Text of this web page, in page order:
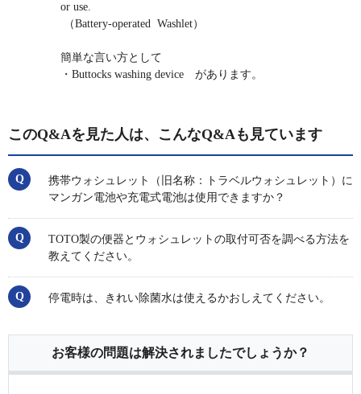
or use.
（Battery-operated Washlet）
簡単な言い方として
・Buttocks washing device があります。
このQ&Aを見た人は、こんなQ&Aも見ています
携帯ウォシュレット（旧名称：トラベルウォシュレット）に
マンガン電池や充電式電池は使用できますか？
TOTO製の便器とウォシュレットの取付可否を調べる方法を
教えてください。
停電時は、きれい除菌水は使えるかおしえてください。
お客様の問題は解決されましたでしょうか？